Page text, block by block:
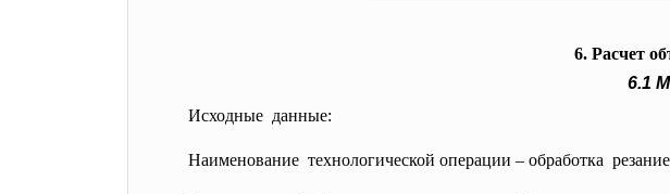
6. Расчет
6.1
Исходные данные:
Наименование технологической операции – обработка